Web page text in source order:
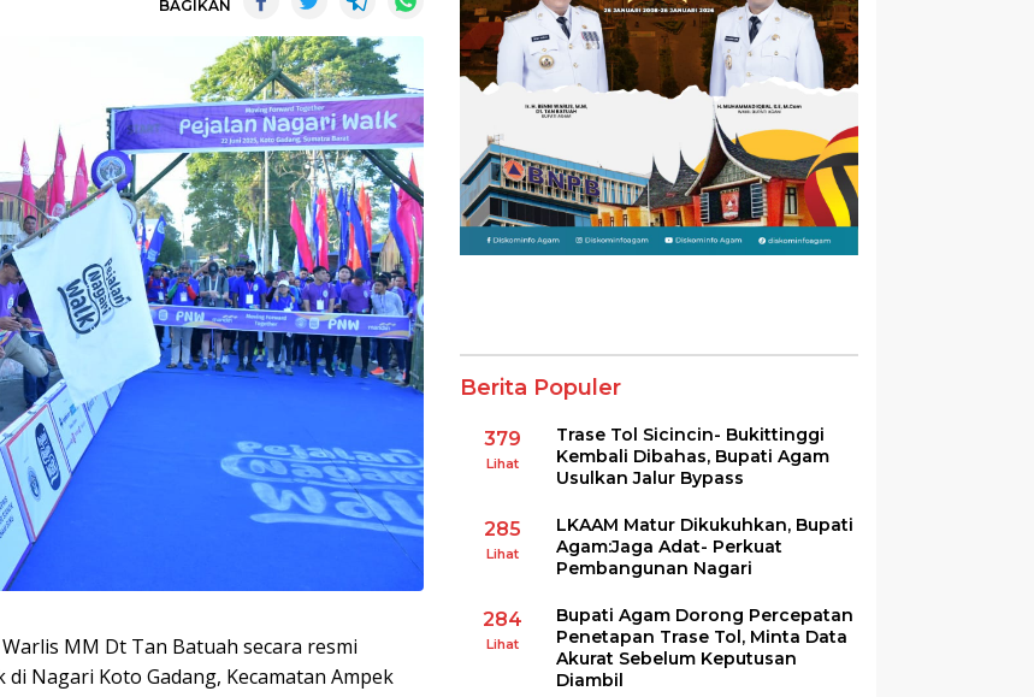
BAGIKAN
MM Dt Tan Batuah secara resmi
Nagari Koto Gadang, Kecamatan Ampek
Berita Populer
379
Lihat
Trase Tol Sicincin- Bukittinggi
Kembali Dibahas, Bupati Agam
Usulkan Jalur Bypass
285
Lihat
LKAAM Matur Dikukuhkan, Bupati
Agam:Jaga Adat- Perkuat
Pembangunan Nagari
284
Lihat
Bupati Agam Dorong Percepatan
Penetapan Trase Tol, Minta Data
Akurat Sebelum Keputusan
Diambil